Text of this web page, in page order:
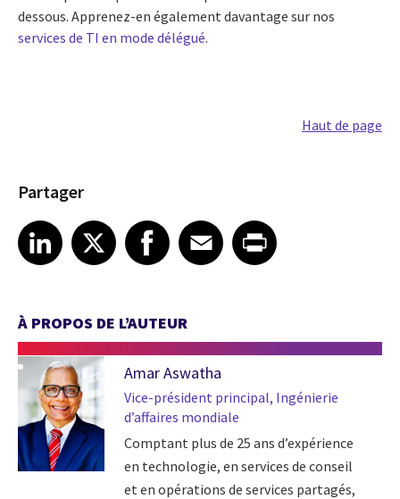
dessous. Apprenez-en également davantage sur nos
services de TI en mode délégué.
Haut de page
Partager
Share article on LinkedIn
LinkedIn
Share article on XShare article on Facebook
Facebook
Share article on Email
EmailShare article on Print
À PROPOS DE L’AUTEUR
Amar Aswatha
Vice-président principal, Ingénierie
d’affaires mondiale
Comptant plus de 25 ans d’expérience
en technologie, en services de conseil
et en opérations de services partagés,